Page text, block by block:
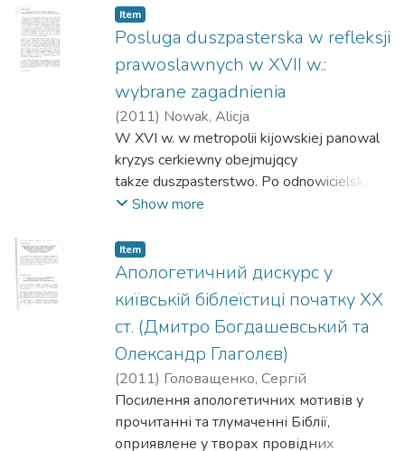
Унійної Церкви. Ієрархічні реформи в
цьому регіоні Правобережної України
мали виразні інсти-туційні риси унійної
конфесіоналізації, що передбачала в
тому числі «цивілізування» духовенства
й розбудову власної системи
богословськоїосвіти. Одним із успішних
прикладів реалізації цього масштабного
проектустало заснування у 1789—
1790рр. Кам ’янецької духовної
внаслідок російської окупації Поділля
тапримусової ліквідації тут
організаційних структур Львівської
єпархії.
Item
Posluga duszpasterska w refleksji
prawoslawnych w XVII w.:
wybrane zagadnienia
(2011) Nowak, Alicja
W XVI w. w metropolii kijowskiej panowal
kryzys cerkiewny obejmujqcy
takze duszpasterstwo. Po odnowicielskich
inicjatywach prawosfawnych srodowisk
röwniez elity duchowne
podjqly dyskusjq nad odpowiedzialnym
kaplahstwem oraz szereg
oswiatowowydawniczych
dzialan na rzecz odbudowy etosu
prawoslawnego pasterza.
Öwczesnq refleksjq na temat godnosci i
odpowiedzialnosci kaplahskiej mozna
odnalezc m.in. w przedmowach do ksiqg
liturgicznych oraz pomocy duszpasterskich
Show more
Item
Апологетичний дискурс у
київській біблеїстиці початку XX
ст. (Дмитро Богдашевський та
Олександр Глаголєв)
(2011) Головащенко, Сергій
Посилення апологетичних мотивів у
прочитанні та тлумаченні Біблії,
оприявлене у творах провідних